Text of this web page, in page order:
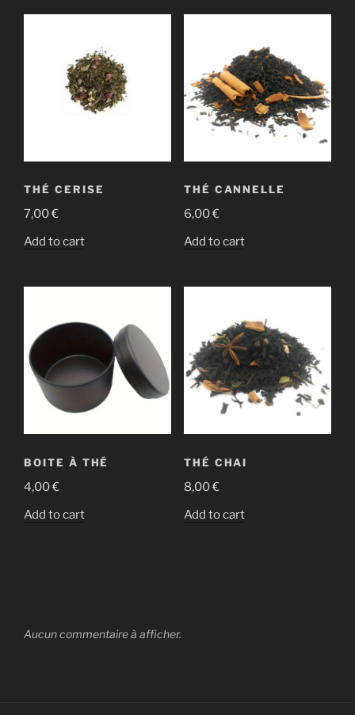
THÉ CERISE
7,00€
Add to cart
THÉ CANNELLE
6,00€
Add to cart
BOITE À THÉ
4,00€
Add to cart
THÉ CHAI
8,00€
Add to cart
Aucun commentaire à afficher.